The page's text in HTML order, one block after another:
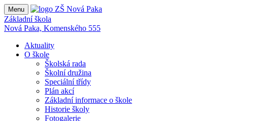
Menu
Základní škola
Nová Paka, Komenského 555
Aktuality
O škole
Školská rada
Školní družina
Speciální třídy
Plán akcí
Základní informace o škole
Historie školy
Fotogalerie